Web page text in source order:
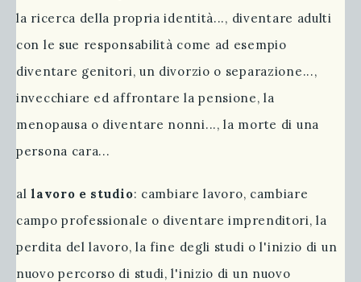
la ricerca della propria identità..., diventare adulti
con le sue responsabilità come ad esempio
diventare genitori, un divorzio o separazione...,
invecchiare ed affrontare la pensione, la
menopausa o diventare nonni..., la morte di una
persona cara...
al lavoro e studio: cambiare lavoro, cambiare
campo professionale o diventare imprenditori, la
perdita del lavoro, la fine degli studi o l'inizio di un
nuovo percorso di studi, l'inizio di un nuovo